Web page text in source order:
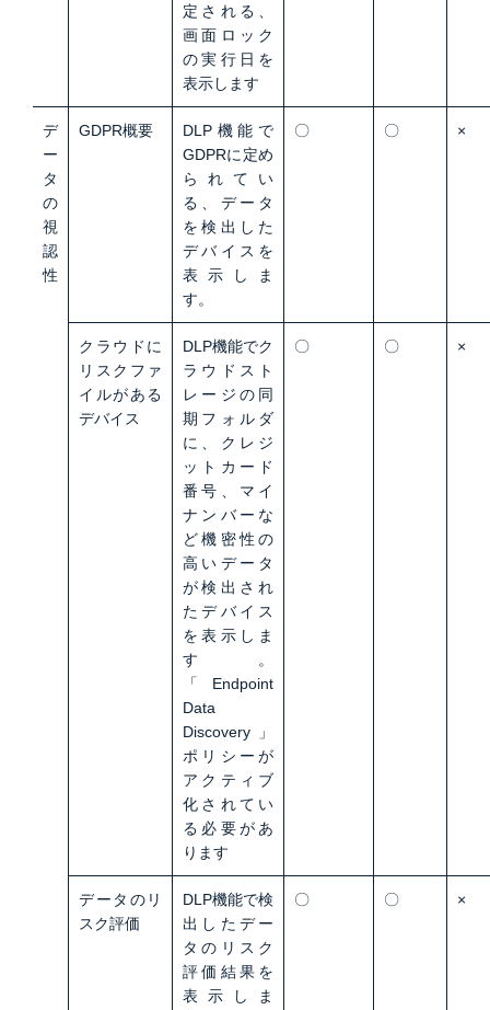
定される、
画面ロック
の実行日を
表示します
デ
ー
タ
の
視
認
性
GDPR概要
DLP機能で
GDPRに定め
られてい
る、データ
を検出した
デバイスを
表示しま
す。
〇 〇 ×
クラウドに
リスクファ
イルがある
デバイス
DLP機能でク
ラウドスト
レージの同
期フォルダ
に、クレジ
ットカード
番号、マイ
ナンバーな
ど機密性の
高いデータ
が検出され
たデバイス
を表示しま
す。
「Endpoint
Data
Discovery」
ポリシーが
アクティブ
化されてい
る必要があ
ります
〇 〇 ×
データのリ
スク評価
DLP機能で検
出したデー
タのリスク
評価結果を
表示しま
〇 〇 ×